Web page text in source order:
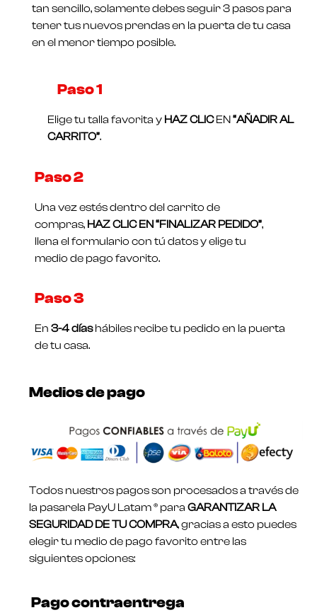
5
tan sencillo, solamente debes seguir 3 pasos para
tener tus nuevos prendas en la puerta de tu casa
en el menor tiempo posible.
Paso 1​
Elige tu talla favorita y HAZ CLICEN“AÑADIR AL
CARRITO”.
Paso 2
Una vez estés dentro del carrito de
compras, HAZ CLIC EN “FINALIZAR PEDIDO”,
llena el formulario con tú datos y elige tu
medio de pago favorito.
Paso 3
En3-4 díashábiles recibe tu pedido en la puerta
de tu casa.
Medios de pago
Todos nuestros pagos son procesados a través de
la pasarela PayU Latam ® para GARANTIZAR LA
SEGURIDAD DE TU COMPRA, gracias a esto puedes
elegir tu medio de pago favorito entre las
siguientes opciones:
Pago contraentrega